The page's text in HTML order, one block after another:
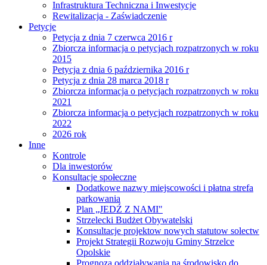
Infrastruktura Techniczna i Inwestycje
Rewitalizacja - Zaświadczenie
Petycje
Petycja z dnia 7 czerwca 2016 r
Zbiorcza informacja o petycjach rozpatrzonych w roku
2015
Petycja z dnia 6 października 2016 r
Petycja z dnia 28 marca 2018 r
Zbiorcza informacja o petycjach rozpatrzonych w roku
2021
Zbiorcza informacja o petycjach rozpatrzonych w roku
2022
2026 rok
Inne
Kontrole
Dla inwestorów
Konsultacje społeczne
Dodatkowe nazwy miejscowości i płatna strefa
parkowania
Plan „JEDŹ Z NAMI"
Strzelecki Budżet Obywatelski
Konsultacje projektow nowych statutow solectw
Projekt Strategii Rozwoju Gminy Strzelce
Opolskie
Prognoza oddziaływania na środowisko do